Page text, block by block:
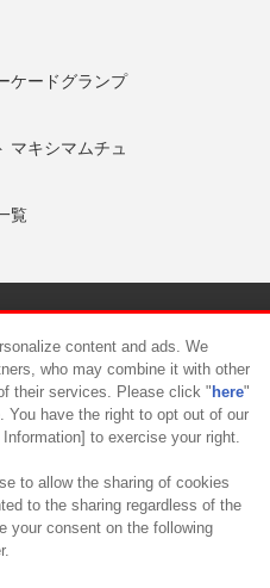
ケードグランプ
マキシマムチュ
覧
カスタマーハラスメント対応方針
content and ads. We
who may combine it with other
their services. Please click " here"
You have the right to opt out of our
to exercise your right.
to allow the sharing of cookies
to the sharing regardless of the
your consent on the following